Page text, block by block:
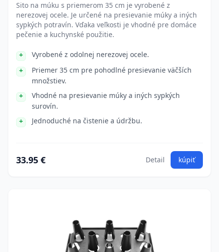
Sito na múku s priemerom 35 cm je vyrobené z
nerezovej ocele. Je určené na presievanie múky a iných
sypkých potravín. Vďaka veľkosti je vhodné pre domáce
pečenie a kuchynské použitie.
Vyrobené z odolnej nerezovej ocele.
Priemer 35 cm pre pohodlné presievanie väčších
množstiev.
Vhodné na presievanie múky a iných sypkých
surovín.
Jednoduché na čistenie a údržbu.
33.95 € Detail kúpiť